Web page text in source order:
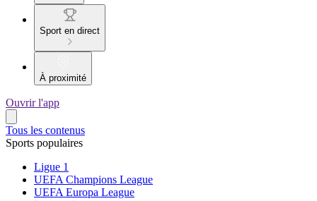
Sport en direct
À proximité
Ouvrir l'app
Tous les contenus
Sports populaires
Ligue 1
UEFA Champions League
UEFA Europa League